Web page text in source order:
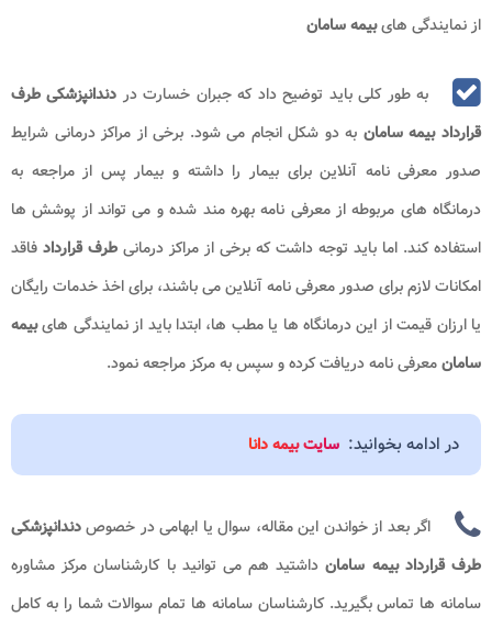
از نمایندگی هایبیمه سامان
به طور کلی باید توضیح داد که جبران خسارت در دندانپزشکی طرف
قرارداد بیمه سامان به دو شکل انجام می شود. برخی از مراکز درمانی شرایط
صدور معرفی نامه آنلاین برای بیمار را داشته و بیمار پس از مراجعه به
درمانگاه های مربوطه از معرفی نامه بهره مند شده و می تواند از پوشش ها
استفاده کند. اما باید توجه داشت که برخی از مراکز درمانی طرف قرارداد فاقد
امکانات لازم برای صدور معرفی نامه آنلاین می باشند، برای اخذ خدمات رایگان
یا ارزان قیمت از این درمانگاه ها یا مطب ها، ابتدا باید از نمایندگی هایبیمه
سامانمعرفی نامه دریافت کرده و سپس به مرکز مراجعه نمود.
در ادامه بخوانید: سایت بیمه دانا
اگر بعد از خواندن این مقاله، سوال یا ابهامی در خصوصدندانپزشکی
طرف قرارداد بیمه سامان داشتید هم می توانید با کارشناسان مرکز مشاوره
سامانه ها تماس بگیرید. کارشناسان سامانه ها تمام سوالات شما را به کامل